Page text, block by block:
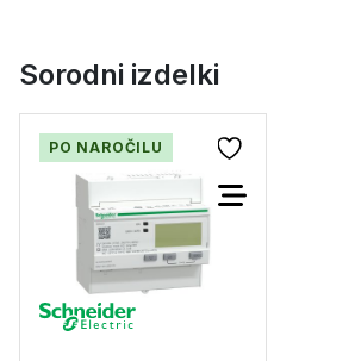
Sorodni izdelki
PO NAROČILU